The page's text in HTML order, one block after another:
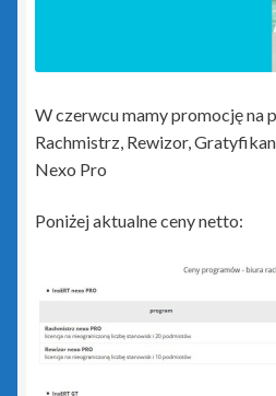
Sfera dla Gratyfikanta GT
Sfera dla Rewizora GT
Sfera dla Subiekta GT
Subiekt GT
Subiekt GT Sfera
W czerwcu mamy promocję na
Rachmistrz, Rewizor,
Nexo Pro
Poniżej aktualne ceny netto: